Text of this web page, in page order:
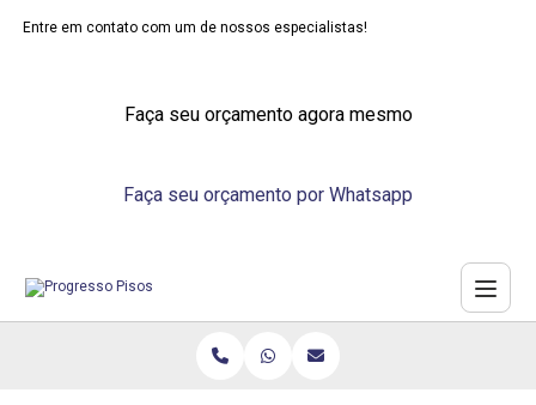
Entre em contato com um de nossos especialistas!
Faça seu orçamento agora mesmo
Faça seu orçamento por Whatsapp